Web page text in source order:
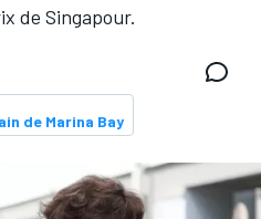
de Singapour.
de Marina Bay